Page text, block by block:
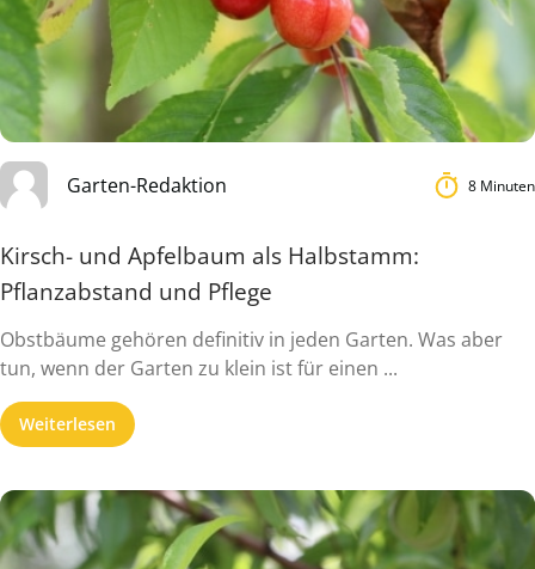
Garten-Redaktion 8 Minuten
Kirsch- und Apfelbaum als Halbstamm:
Pflanzabstand und Pflege
Obstbäume gehören definitiv in jeden Garten. Was aber
tun, wenn der Garten zu klein ist für einen ...
Weiterlesen